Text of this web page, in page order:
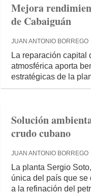
Mejora
de Cabaiguán
JUAN ANTONIO BORREGO
La reparación capital
atmosférica aporta
estratégicas de la
Solución
crudo cubano
JUAN ANTONIO BORREGO
La planta Sergio
única del país que
a la refinación del